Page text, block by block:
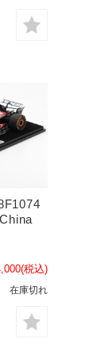
(税込)
在庫切れ